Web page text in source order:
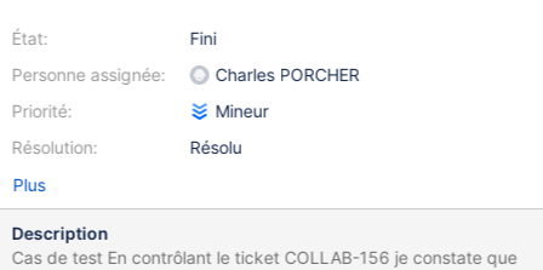
État:
Personne assignée:
Priorité:
Résolution:
Fini
Charles PORCHER
Mineur
Résolu
Plus
Description
Cas de test En contrôlant le ticket COLLAB-156 je constate que